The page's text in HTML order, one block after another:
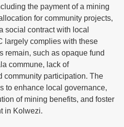
the payment of a mining
for community projects,
social contract with local
largely complies with these
remain, such as opaque fund
commune, lack of
community participation. The
to enhance local governance,
of mining benefits, and foster
in Kolwezi.